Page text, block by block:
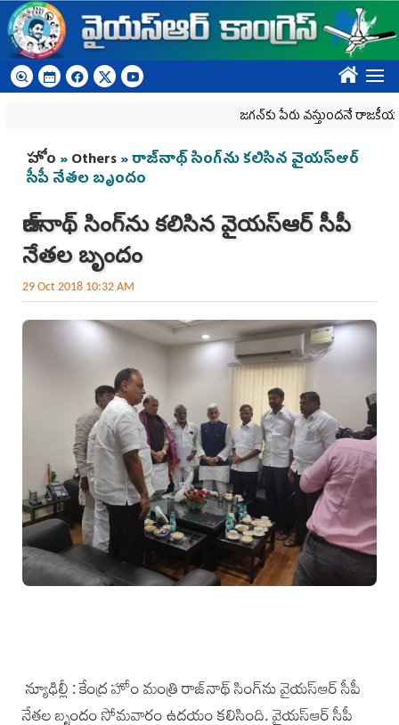
Skip to main content
????
జగన్‌కు పేరు వస్తుందనే రాజకీయ కక్షతో
You are here
హోం »Others» రాజ్‌నాథ్ సింగ్‌ను కలిసిన వైయ‌స్ఆర్‌
సీపీ నేతల బృందం
రాజ్‌నాథ్ సింగ్‌ను కలిసిన వైయ‌స్ఆర్‌ సీపీ
నేతల బృందం
29 Oct 2018 10:32 AM
న్యూఢిల్లీ : కేంద్ర హోం మంత్రి రాజ్‌నాథ్‌ సింగ్‌ను వైయ‌స్ఆర్‌ సీపీ
నేతల బృందం సోమ‌వారం ఉద‌యం కలిసింది. వైయ‌స్ఆర్‌ సీపీ